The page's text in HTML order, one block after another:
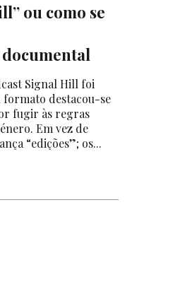
ou como se
Signal Hill foi
formato destacou-se
fugir às regras
Em vez de
“edições”; os...